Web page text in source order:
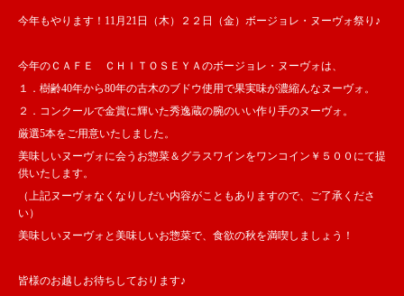
今年もやります！11月21日（木）２２日（金）ボージョレ・ヌーヴォ祭り♪
今年のＣＡＦＥ ＣＨＩＴＯＳＥＹＡのボージョレ・ヌーヴォは、
１．樹齢40年から80年の古木のブドウ使用で果実味が濃縮んなヌーヴォ。
２．コンクールで金賞に輝いた秀逸蔵の腕のいい作り手のヌーヴォ。
厳選5本をご用意いたしました。
美味しいヌーヴォに会うお惣菜＆グラスワインをワンコイン￥５００にて提
供いたします。
（上記ヌーヴォなくなりしだい内容がこともありますので、ご了承くださ
い）
美味しいヌーヴォと美味しいお惣菜で、食欲の秋を満喫しましょう！
皆様のお越しお待ちしております♪